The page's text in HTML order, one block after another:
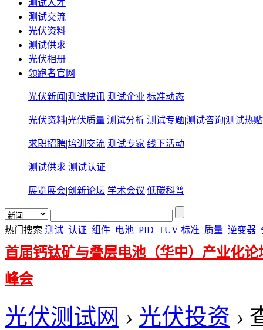
测试人才
测试交流
光伏资料
测试供求
光伏相册
领跑者官网
光伏新闻 |测试快讯 测试企业|标准动态
光伏资料|光伏质量|测试分析 测试专题|测试咨询|测试热贴
求职招聘|培训交流 测试专家|线下活动
测试供求 测试认证
展览展会|创新论坛 学术会议|低碳科普
热门搜索 测试 认证 组件 电池 PID TUV 标准 质量 逆变器
首届钙钛矿与叠层电池（华中）产业化论
峰会
光伏测试网 › 光伏投资 ›